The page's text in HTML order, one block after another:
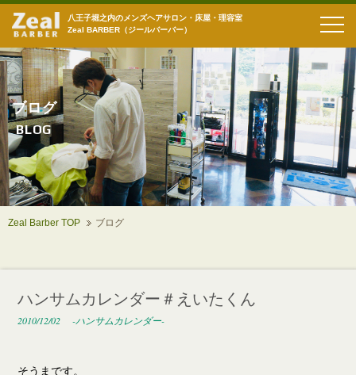
八王子堀之内のメンズヘアサロン・床屋・理容室
Zeal BARBER（ジールバーバー）
Zeal Barber TOP ブログ
ブログ
BLOG
ハンサムカレンダー＃えいたくん
2010/12/02 -ハンサムカレンダー-
そうまです。